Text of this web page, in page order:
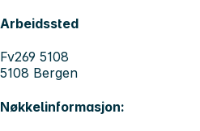
Arbeidssted
Fv269 5108
5108 Bergen
Nøkkelinformasjon: